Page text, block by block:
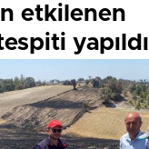
etkilenen
yapıldı